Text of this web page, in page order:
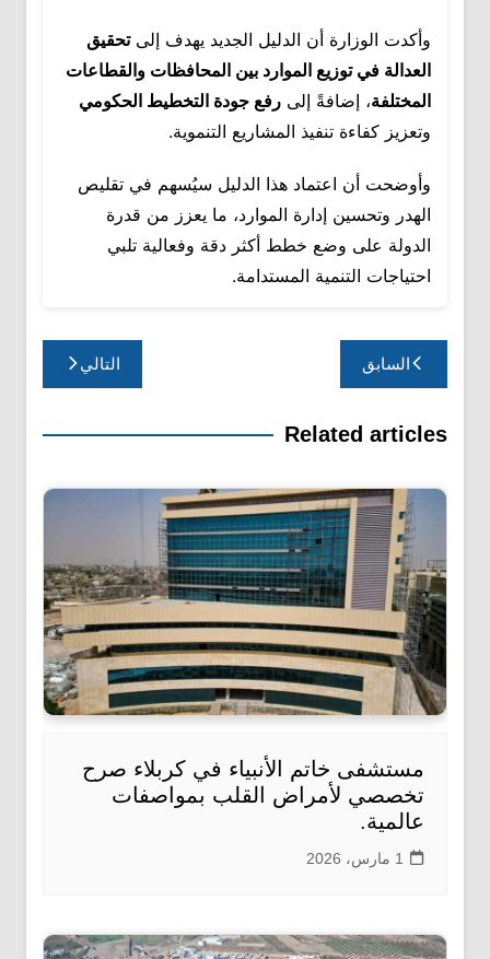
وأكدت الوزارة أن الدليل الجديد يهدف إلىتحقيق
العدالة في توزيع الموارد بين المحافظات والقطاعات
المختلفة، إضافةً إلى رفع جودة التخطيط الحكومي
وتعزيز كفاءة تنفيذ المشاريع التنموية.
وأوضحت أن اعتماد هذا الدليل سيُسهم في تقليص
الهدر وتحسين إدارة الموارد، ما يعزز من قدرة
الدولة على وضع خطط أكثر دقة وفعالية تلبي
احتياجات التنمية المستدامة.
تصفّح
المقالات
السابق التالي
Related articles
مستشفى خاتم الأنبياء في كربلاء صرح
تخصصي لأمراض القلب بمواصفات
عالمية.
1 مارس، 2026